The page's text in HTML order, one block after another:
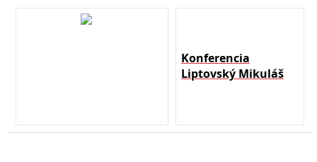
Konferencia
Liptovský Mikuláš